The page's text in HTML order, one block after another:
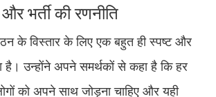
भर्ती की रणनीति
के विस्तार के लिए एक बहुत ही स्पष्ट और
है। उन्होंने अपने समर्थकों से कहा है कि हर
को अपने साथ जोड़ना चाहिए और यही